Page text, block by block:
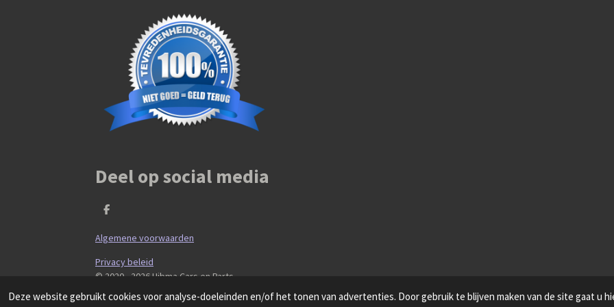
Deze website gebruikt cookies voor analyse-doeleinden en/of het tonen van advertenties. Door gebruik te blijven maken van de site gaat u
Deel op social media
D
l
e
Algemene voorwaarden
Privacy beleid
© 2020 - 2026 Hibma Cars en Parts